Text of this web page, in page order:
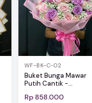
WF-BK-C-02
Buket Bunga Mawar
Putih Cantik -...
Rp 858.000